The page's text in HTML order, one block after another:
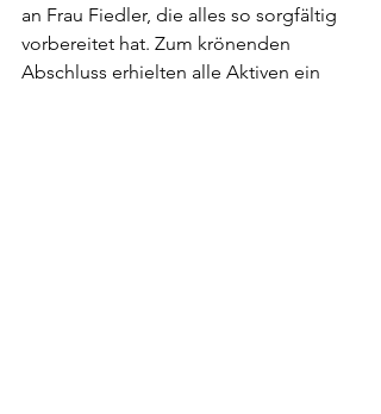
an Frau Fiedler, die alles so sorgfältig
vorbereitet hat. Zum krönenden
Abschluss erhielten alle Aktiven ein